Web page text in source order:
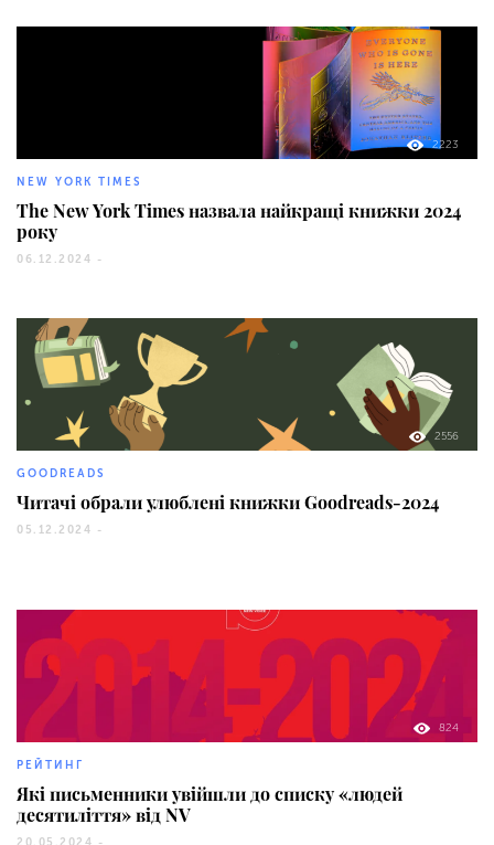
2223
NEW YORK TIMES
The New York Times назвала найкращі книжки 2024
року
06.12.2024 -
2556
GOODREADS
Читачі обрали улюблені книжки Goodreads-2024
05.12.2024 -
824
РЕЙТИНГ
Які письменники увійшли до списку «людей
десятиліття» від NV